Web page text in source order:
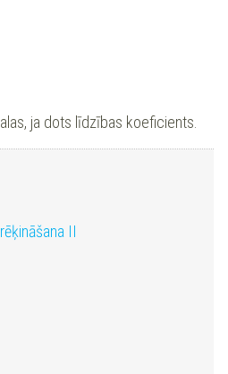
ja dots līdzības koeficients.
II